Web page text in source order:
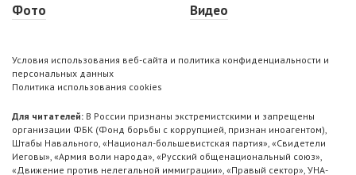
Фото
Видео
Условия использования веб-сайта и политика конфиденциальности и
персональных данных
Политика использования cookies
Для читателей: В России признаны экстремистскими и запрещены
организации ФБК (Фонд борьбы с коррупцией, признан иноагентом),
Штабы Навального, «Национал-большевистская партия», «Свидетели
Иеговы», «Армия воли народа», «Русский общенациональный союз»,
«Движение против нелегальной иммиграции», «Правый сектор», УНА-